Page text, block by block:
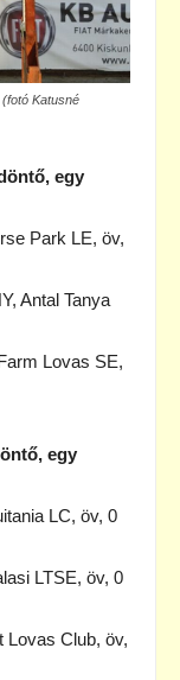
Katusné
egy
Park LE, öv,
Antal Tanya
Lovas SE,
egy
LC, öv, 0
LTSE, öv, 0
Lovas Club, öv,